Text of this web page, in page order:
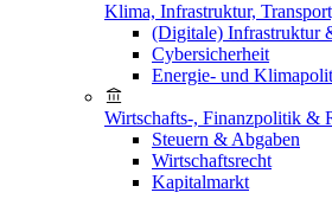
Klima, Infrastruktur,
(Digitale) Infrastruktur
Cybersicherheit
Energie- und
Wirtschafts-, Finanzpolitik &
Steuern & Abgaben
Wirtschaftsrecht
Kapitalmarkt